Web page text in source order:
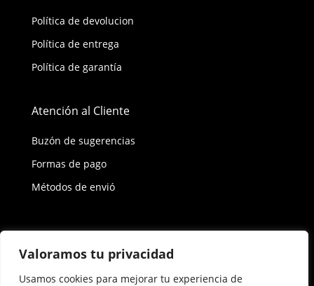
Valoramos tu privacidad
Usamos cookies para mejorar tu experiencia de
Política de devolucion
Política de entrega
Política de garantía
Atención al Cliente
Buzón de sugerencias
Formas de pago
Métodos de envió
Política de privacidad